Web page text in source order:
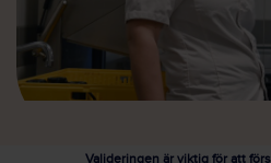
Valideringen är viktig för att